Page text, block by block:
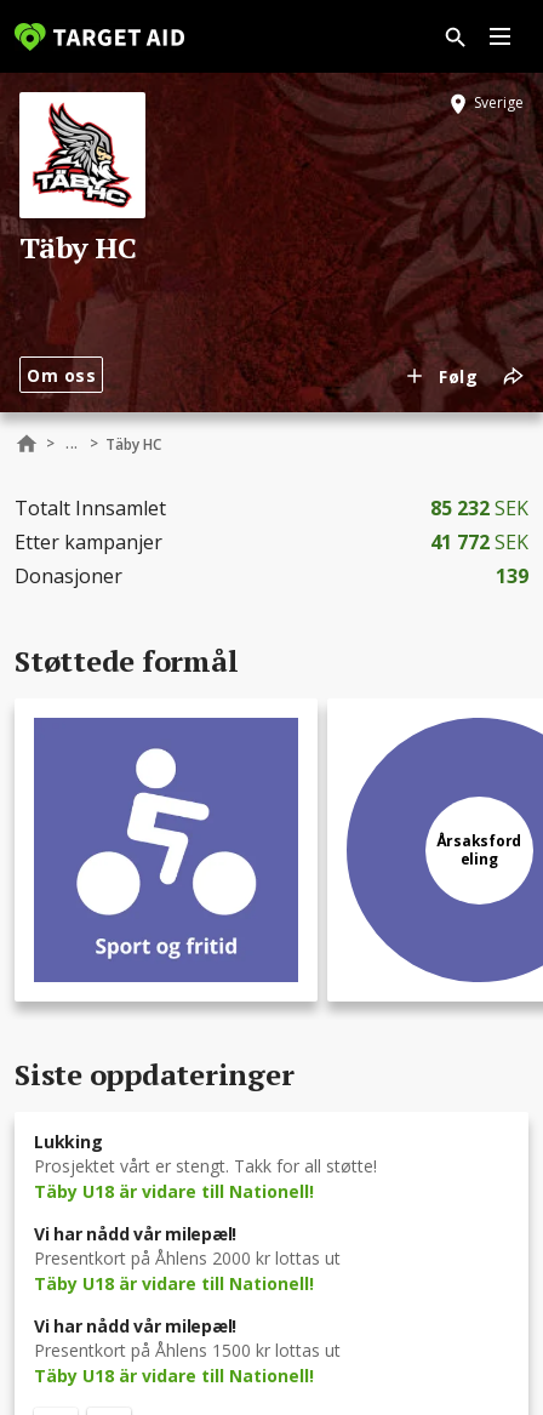
Täby HC
Sverige
Om oss Følg
> ... > Täby HC
Totalt Innsamlet 85 232SEK
Etter kampanjer
41 772SEK
Donasjoner
139
Støttede formål
Årsaksford
eling
Siste oppdateringer
Lukking
Prosjektet vårt er stengt. Takk for all støtte!
Täby U18 är vidare till Nationell!
Vi har nådd vår milepæl!
Presentkort på Åhlens 2000 kr lottas ut
Täby U18 är vidare till Nationell!
Vi har nådd vår milepæl!
Presentkort på Åhlens 1500 kr lottas ut
Täby U18 är vidare till Nationell!